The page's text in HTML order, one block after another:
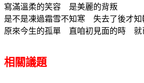
寫滿溫柔的笑容 是美麗的背叛
是不是凍過霜雪不知寒 失去了後才知
原來今生的孤單 直咱初見面的時 就
相關議題